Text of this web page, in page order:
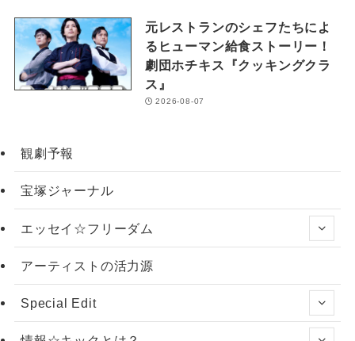
元レストランのシェフたちによ
るヒューマン給食ストーリー！
劇団ホチキス『クッキングクラ
ス』
2026-08-07
観劇予報
宝塚ジャーナル
エッセイ☆フリーダム
アーティストの活力源
Special Edit